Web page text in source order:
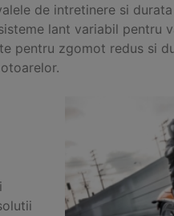
de intretinere si
lant variabil pentru
pentru zgomot redus si